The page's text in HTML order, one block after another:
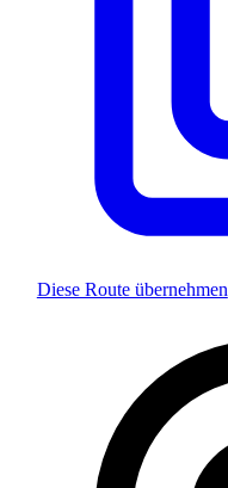
Diese Route übernehmen